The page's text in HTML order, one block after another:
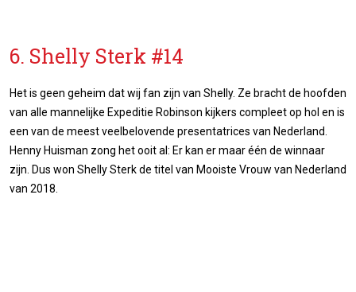
6. Shelly Sterk #14
Het is geen geheim dat wij fan zijn van Shelly. Ze bracht de hoofden
van alle mannelijke Expeditie Robinson kijkers compleet op hol en is
een van de meest veelbelovende presentatrices van Nederland.
Henny Huisman zong het ooit al: Er kan er maar één de winnaar
zijn. Dus won Shelly Sterk de titel van Mooiste Vrouw van Nederland
van 2018.